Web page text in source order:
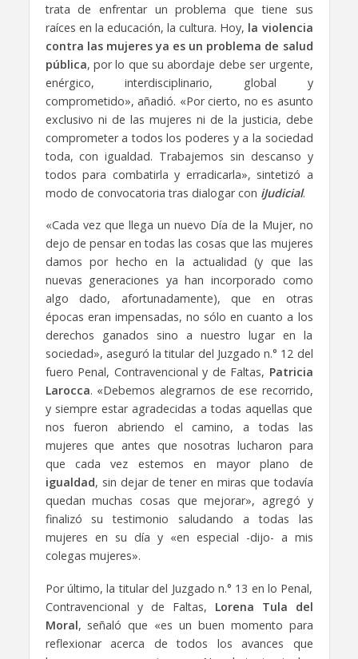
trata de enfrentar un problema que tiene sus
raíces en la educación, la cultura. Hoy, la violencia
contra las mujeres ya es un problema de salud
pública, por lo que su abordaje debe ser urgente,
enérgico, interdisciplinario, global y
comprometido», añadió. «Por cierto, no es asunto
exclusivo ni de las mujeres ni de la justicia, debe
comprometer a todos los poderes y a la sociedad
toda, con igualdad. Trabajemos sin descanso y
todos para combatirla y erradicarla», sintetizó a
modo de convocatoria tras dialogar con iJudicial.
«Cada vez que llega un nuevo Día de la Mujer, no
dejo de pensar en todas las cosas que las mujeres
damos por hecho en la actualidad (y que las
nuevas generaciones ya han incorporado como
algo dado, afortunadamente), que en otras
épocas eran impensadas, no sólo en cuanto a los
derechos ganados sino a nuestro lugar en la
sociedad», aseguró la titular del Juzgado n.° 12 del
fuero Penal, Contravencional y de Faltas, Patricia
Larocca. «Debemos alegrarnos de ese recorrido,
y siempre estar agradecidas a todas aquellas que
nos fueron abriendo el camino, a todas las
mujeres que antes que nosotras lucharon para
que cada vez estemos en mayor plano de
igualdad, sin dejar de tener en miras que todavía
quedan muchas cosas que mejorar», agregó y
finalizó su testimonio saludando a todas las
mujeres en su día y «en especial -dijo- a mis
colegas mujeres».
Por último, la titular del Juzgado n.° 13 en lo Penal,
Contravencional y de Faltas, Lorena Tula del
Moral, señaló que «es un buen momento para
reflexionar acerca de todos los avances que